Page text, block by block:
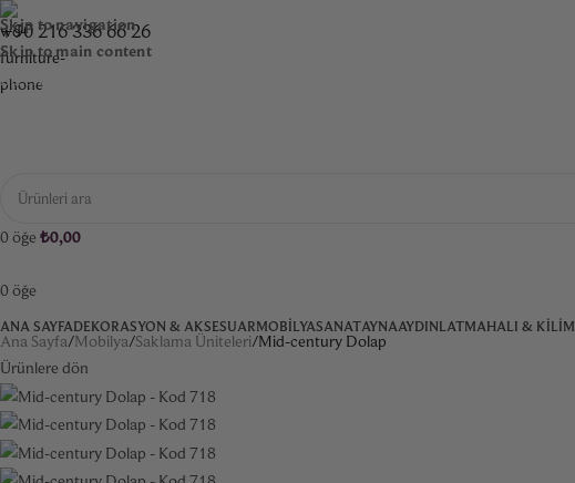
Skip to navigation
Skip to main content
+90 216 336 66 26
BIZE ULAŞIN
0 öğe ₺0,00
0 öğe
ANA SAYFADEKORASYON & AKSESUARMOBILYASANATAYNAAYDINLATMAHALI & KILIM
Ana Sayfa Mobilya Saklama Üniteleri Mid-century Dolap
Ürünlere dön